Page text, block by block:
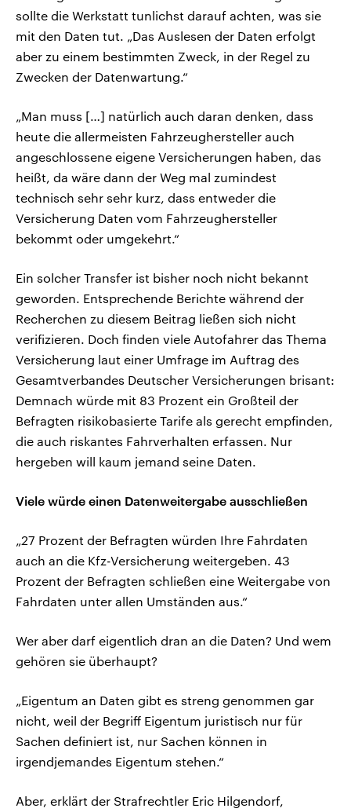
sollte die Werkstatt tunlichst darauf achten, was sie
mit den Daten tut. „Das Auslesen der Daten erfolgt
aber zu einem bestimmten Zweck, in der Regel zu
Zwecken der Datenwartung.“
„Man muss […] natürlich auch daran denken, dass
heute die allermeisten Fahrzeughersteller auch
angeschlossene eigene Versicherungen haben, das
heißt, da wäre dann der Weg mal zumindest
technisch sehr sehr kurz, dass entweder die
Versicherung Daten vom Fahrzeughersteller
bekommt oder umgekehrt.“
Ein solcher Transfer ist bisher noch nicht bekannt
geworden. Entsprechende Berichte während der
Recherchen zu diesem Beitrag ließen sich nicht
verifizieren. Doch finden viele Autofahrer das Thema
Versicherung laut einer Umfrage im Auftrag des
Gesamtverbandes Deutscher Versicherungen brisant:
Demnach würde mit 83 Prozent ein Großteil der
Befragten risikobasierte Tarife als gerecht empfinden,
die auch riskantes Fahrverhalten erfassen. Nur
hergeben will kaum jemand seine Daten.
Viele würde einen Datenweitergabe ausschließen
„27 Prozent der Befragten würden Ihre Fahrdaten
auch an die Kfz-Versicherung weitergeben. 43
Prozent der Befragten schließen eine Weitergabe von
Fahrdaten unter allen Umständen aus.“
Wer aber darf eigentlich dran an die Daten? Und wem
gehören sie überhaupt?
„Eigentum an Daten gibt es streng genommen gar
nicht, weil der Begriff Eigentum juristisch nur für
Sachen definiert ist, nur Sachen können in
irgendjemandes Eigentum stehen.“
Aber, erklärt der Strafrechtler Eric Hilgendorf,